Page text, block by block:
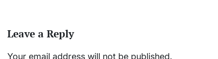
Leave a Reply
Your email address will not be published.